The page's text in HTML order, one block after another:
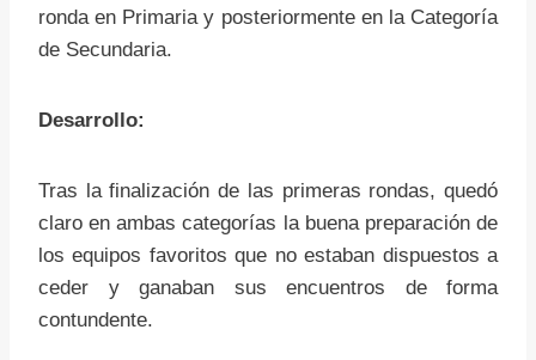
ronda en Primaria y posteriormente en la Categoría
de Secundaria.
Desarrollo:
Tras la finalización de las primeras rondas, quedó
claro en ambas categorías la buena preparación de
los equipos favoritos que no estaban dispuestos a
ceder y ganaban sus encuentros de forma
contundente.